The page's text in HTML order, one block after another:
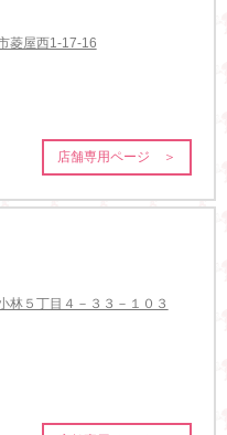
菱屋西1-17-16
店舗専用ページ ＞
林５丁目４－３３－１０３